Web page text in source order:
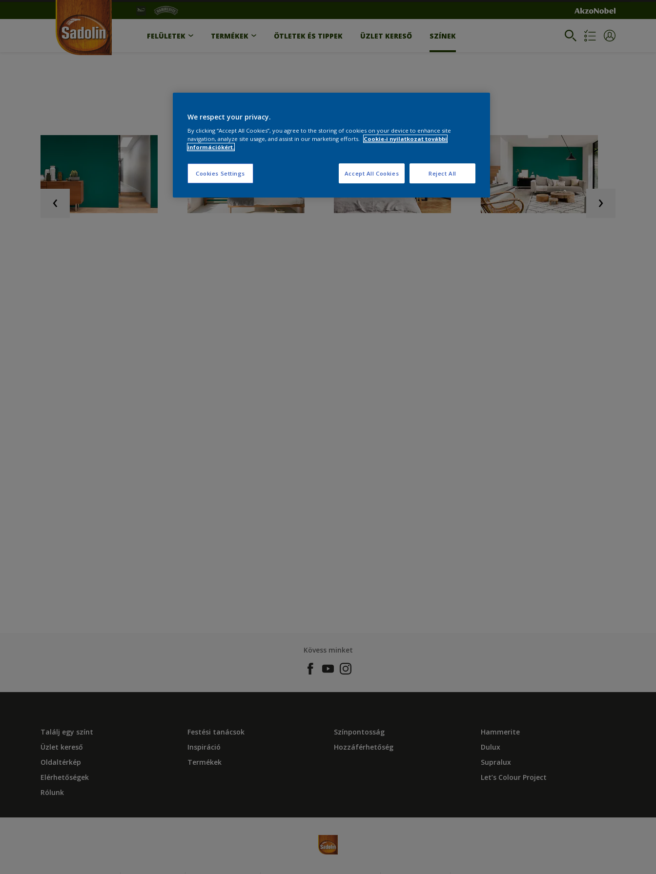
FELÜLETEK TERMÉKEK ÖTLETEK ÉS TIPPEK ÜZLET KERESŐ SZÍNEK
Kövess minket
Találj egy színt
Üzlet kereső
Oldaltérkép
Elérhetőségek
Rólunk
Festési tanácsok
Inspiráció
Termékek
Színpontosság
Hozzáférhetőség
Hammerite
Dulux
Supralux
Let’s Colour Project
We respect your privacy.
By clicking “Accept All Cookies”, you agree to the storing of cookies on your device to enhance site
navigation, analyze site usage, and assist in our marketing efforts.
Cookie-i nyilatkozat további
információkért.
Cookies Settings Reject All
Accept All Cookies